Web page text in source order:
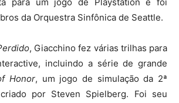
da Orquestra Sinfônica de Seattle.
, Giacchino fez várias trilhas para
incluindo a série de grande
Honor, um jogo de simulação da 2ª
por Steven Spielberg. Foi seu